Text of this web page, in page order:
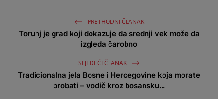
PRETHODNI ČLANAK
Torunj je grad koji dokazuje da srednji vek može da
izgleda čarobno
SLJEDEĆI ČLANAK
Tradicionalna jela Bosne i Hercegovine koja morate
probati – vodič kroz bosansku...